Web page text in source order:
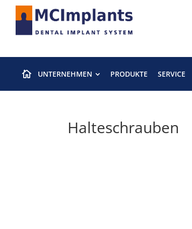
 UNTERNEHMEN PRODUKTE SERVICE
Halteschrauben